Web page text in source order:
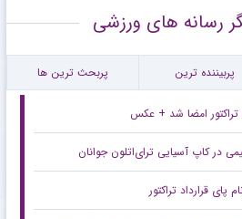
رسانه های ورزشی
پربیننده ترین پربحث ترین ها
تراکتور امضا شد + عکس
در کاپ آسیایی ترای‌اتلون جوانان
قرارداد تراکتور